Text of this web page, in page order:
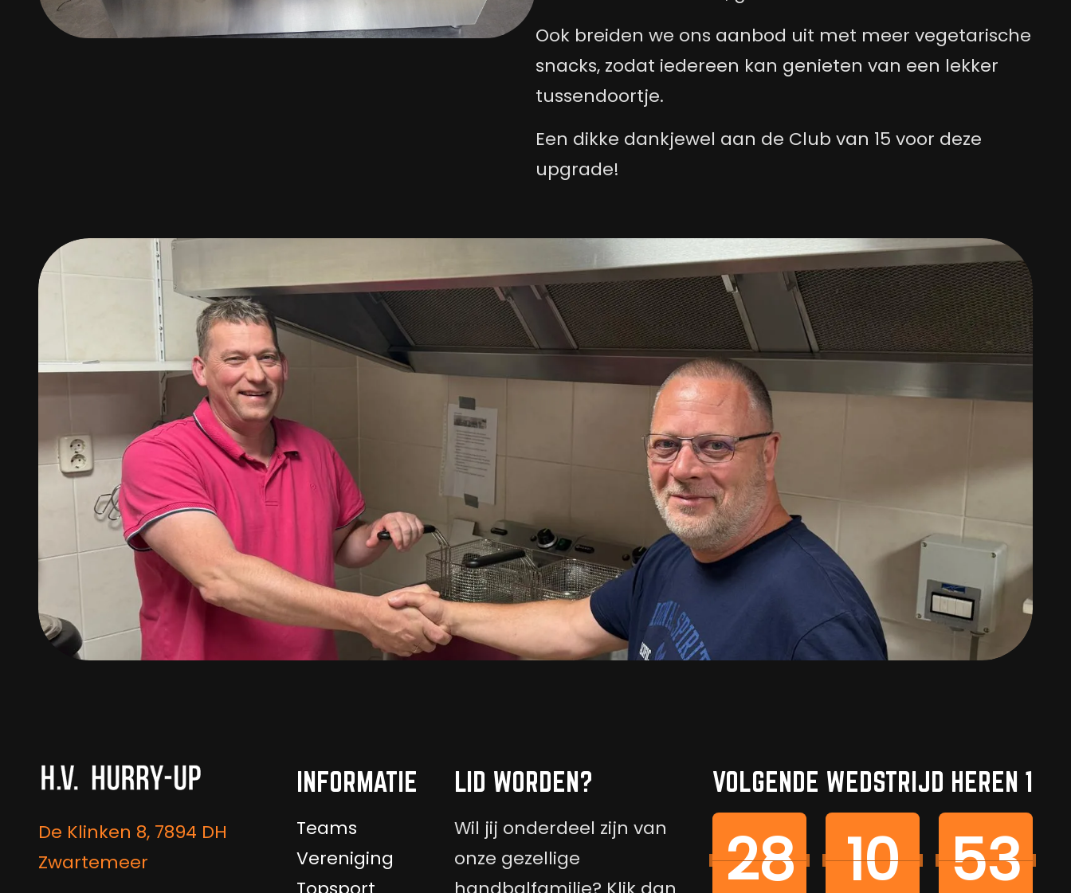
Ook breiden we ons aanbod uit met meer vegetarische
snacks, zodat iedereen kan genieten van een lekker
tussendoortje.
Een dikke dankjewel aan de Club van 15 voor deze
upgrade!
De Klinken 8, 7894 DH
Zwartemeer
INFORMATIE
Teams
Vereniging
LID WORDEN?
Wil jij onderdeel zijn van
onze gezellige
VOLGENDE WEDSTRIJD HEREN 1
28 10 53